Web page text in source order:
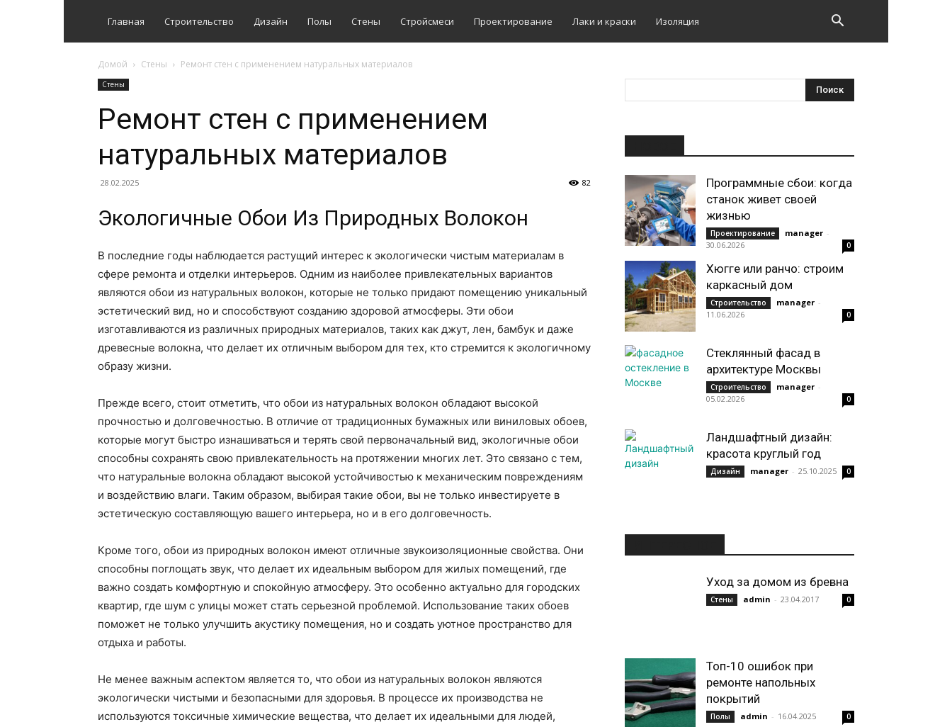
Главная Строительство Дизайн Полы Стены Стройсмеси Проектирование Лаки и краски Изоляция
Домой Стены Ремонт стен с применением натуральных материалов
Стены
Ремонт стен с применением
натуральных материалов
28.02.2025 82
Экологичные Обои Из Природных Волокон
В последние годы наблюдается растущий интерес к экологически чистым материалам в
сфере ремонта и отделки интерьеров. Одним из наиболее привлекательных вариантов
являются обои из натуральных волокон, которые не только придают помещению уникальный
эстетический вид, но и способствуют созданию здоровой атмосферы. Эти обои
изготавливаются из различных природных материалов, таких как джут, лен, бамбук и даже
древесные волокна, что делает их отличным выбором для тех, кто стремится к экологичному
образу жизни.
Прежде всего, стоит отметить, что обои из натуральных волокон обладают высокой
прочностью и долговечностью. В отличие от традиционных бумажных или виниловых обоев,
которые могут быстро изнашиваться и терять свой первоначальный вид, экологичные обои
способны сохранять свою привлекательность на протяжении многих лет. Это связано с тем,
что натуральные волокна обладают высокой устойчивостью к механическим повреждениям
и воздействию влаги. Таким образом, выбирая такие обои, вы не только инвестируете в
эстетическую составляющую вашего интерьера, но и в его долговечность.
Кроме того, обои из природных волокон имеют отличные звукоизоляционные свойства. Они
способны поглощать звук, что делает их идеальным выбором для жилых помещений, где
важно создать комфортную и спокойную атмосферу. Это особенно актуально для городских
квартир, где шум с улицы может стать серьезной проблемой. Использование таких обоев
поможет не только улучшить акустику помещения, но и создать уютное пространство для
отдыха и работы.
Не менее важным аспектом является то, что обои из натуральных волокон являются
экологически чистыми и безопасными для здоровья. В процессе их производства не
используются токсичные химические вещества, что делает их идеальными для людей,
Программные сбои: когда
станок живет своей
жизнью
Проектирование manager -
30.06.2026
0
Хюгге или ранчо: строим
каркасный дом
Строительство manager -
11.06.2026
0
Стеклянный фасад в
архитектуре Москвы
Строительство manager -
05.02.2026
0
Ландшафтный дизайн:
красота круглый год
Дизайн manager - 25.10.2025 0
Уход за домом из бревна
Стены admin - 23.04.2017 0
Топ-10 ошибок при
ремонте напольных
покрытий
Полы admin - 16.04.2025 0